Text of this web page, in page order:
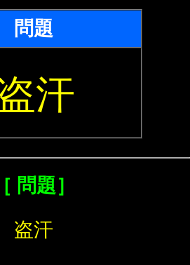
問題
汗
［ 問題］
盗汗